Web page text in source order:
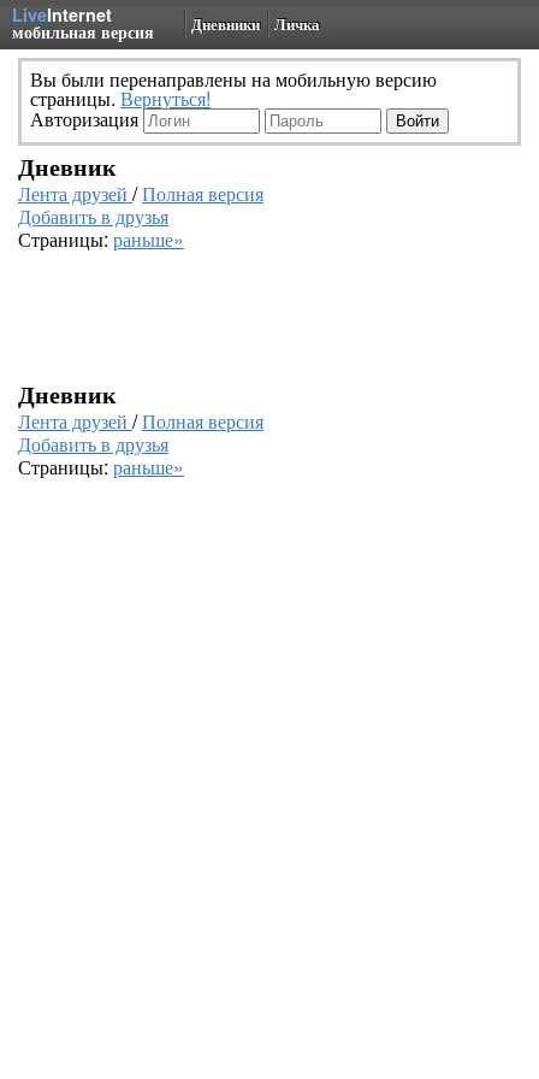
LiveInternet
мобильная версия Дневники Личка
Вы были перенаправлены на мобильную версию
страницы. Вернуться!
Авторизация
Дневник
Лента друзей /Полная версия
Добавить в друзья
Страницы: раньше»
Дневник
Лента друзей /Полная версия
Добавить в друзья
Страницы: раньше»